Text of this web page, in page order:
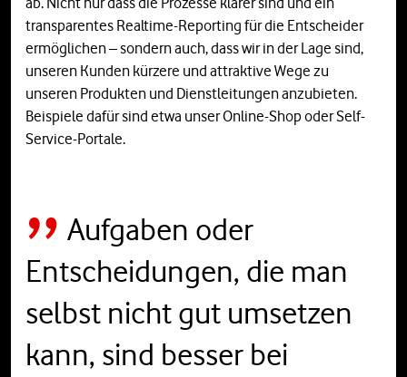
transparentes Realtime-Reporting für die Entscheider
ermöglichen – sondern auch, dass wir in der Lage sind,
unseren Kunden kürzere und attraktive Wege zu
unseren Produkten und Dienstleitungen anzubieten.
Beispiele dafür sind etwa unser Online-Shop oder Self-
Service-Portale.
Aufgaben oder
Entscheidungen, die man
selbst nicht gut umsetzen
kann, sind besser bei